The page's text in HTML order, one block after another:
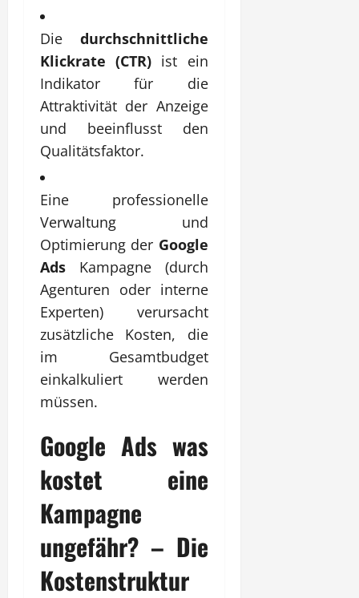
Die durchschnittliche
Klickrate (CTR) ist ein
Indikator für die
Attraktivität der Anzeige
und beeinflusst den
Qualitätsfaktor.
Eine professionelle
Verwaltung und
Optimierung der Google
Ads Kampagne (durch
Agenturen oder interne
Experten) verursacht
zusätzliche Kosten, die
im Gesamtbudget
einkalkuliert werden
müssen.
Google Ads was
kostet eine
Kampagne
ungefähr? – Die
Kostenstruktur